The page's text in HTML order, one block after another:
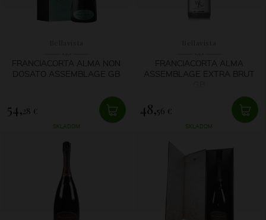
FRANCIACORTA ALMA NON
DOSATO ASSEMBLAGE GB
54,28 €
SKLADOM
FRANCIACORTA ALMA
ASSEMBLAGE EXTRA BRUT
48,56 €
SKLADOM